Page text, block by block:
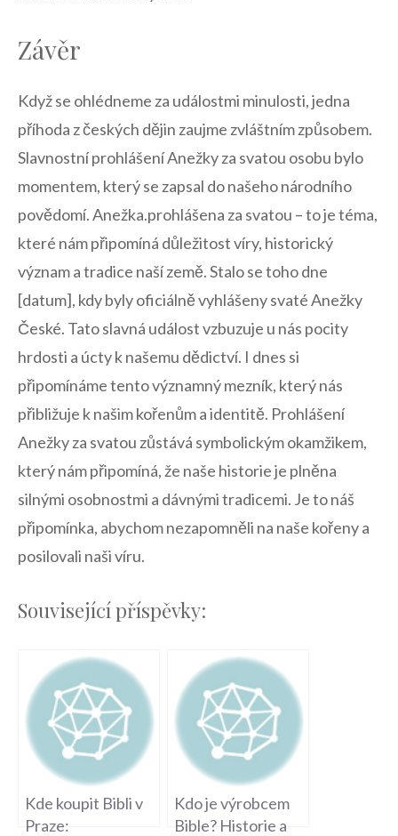
Závěr
Když ‌se⁤ ohlédneme‌ za událostmi minulosti, jedna‌
příhoda z českých​ dějin zaujme zvláštním způsobem.
Slavnostní prohlášení Anežky⁣ za svatou osobu bylo ​
momentem, který se zapsal do ⁣našeho národního
povědomí. Anežka.prohlášena za svatou – to je ​téma,
které nám připomíná⁣ důležitost víry, historický
význam a‍ tradice naší ⁤země. Stalo se toho dne
[datum], kdy ⁤byly oficiálně vyhlášeny svaté Anežky ​
České. Tato slavná událost vzbuzuje u nás pocity
hrdosti‍ a úcty k ⁢našemu dědictví. I ‌dnes si
připomínáme ⁢tento významný mezník, který ‍nás
přibližuje k ‍našim ⁢kořenům a⁤ identitě. Prohlášení⁣
Anežky za svatou zůstává symbolickým okamžikem,
který nám připomíná, že ‌naše historie je ‍plněna
silnými osobnostmi ​a ‌dávnými tradicemi. Je ⁣to náš
‍připomínka,⁢ abychom⁢ nezapomněli na naše kořeny a
posilovali⁣ naši⁢ víru.​
Související příspěvky:
Kde koupit Bibli v
Praze:
Kdo je výrobcem
Bible? Historie a